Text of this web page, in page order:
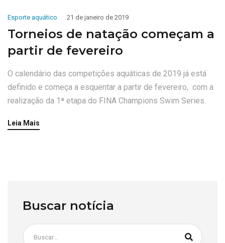
Esporte aquático 21 de janeiro de 2019
Torneios de natação começam a
partir de fevereiro
O calendário das competições aquáticas de 2019 já está
definido e começa a esquentar a partir de fevereiro, com a
realização da 1ª etapa do FINA Champions Swim Series.
Leia Mais
Buscar notícia